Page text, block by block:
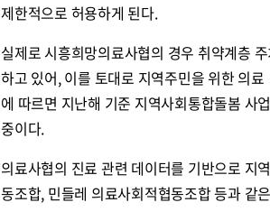
제한적으로 허용하게 된다.
실제로 시흥희망의료사협의 경우 취약계층
하고 있어, 이를 토대로 지역주민을 위한 의
에 따르면 지난해 기준 지역사회통합돌봄 사
중이다.
의료사협의 진료 관련 데이터를 기반으로 지
동조합, 민들레 의료사회적협동조합 등과 같